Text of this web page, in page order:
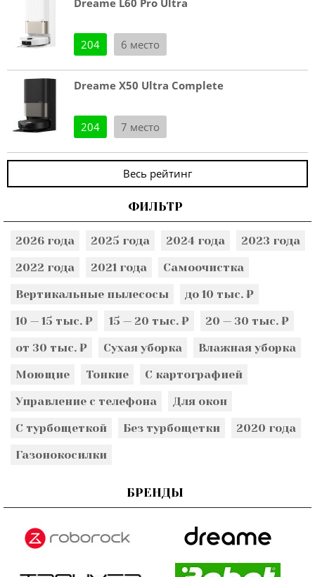
204 6 место
Dreame X50 Ultra Complete
204 7 место
Весь рейтинг
ФИЛЬТР
2026 года 2025 года 2024 года
2023 года
2022 года
2021 года
Самоочистка
Вертикальные пылесосы
до 10 тыс. ₽
10 — 15 тыс. ₽
15 — 20 тыс. ₽
20 — 30 тыс. ₽
от 30 тыс. ₽
Сухая уборка
Влажная уборка
Моющие
Тонкие
С картографией
Управление с телефона
Для окон
С турбощеткой
Без турбощетки
2020 года
Газонокосилки
БРЕНДЫ